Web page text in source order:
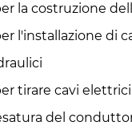
la costruzione
l'installazione di
tirare cavi elettrici
del